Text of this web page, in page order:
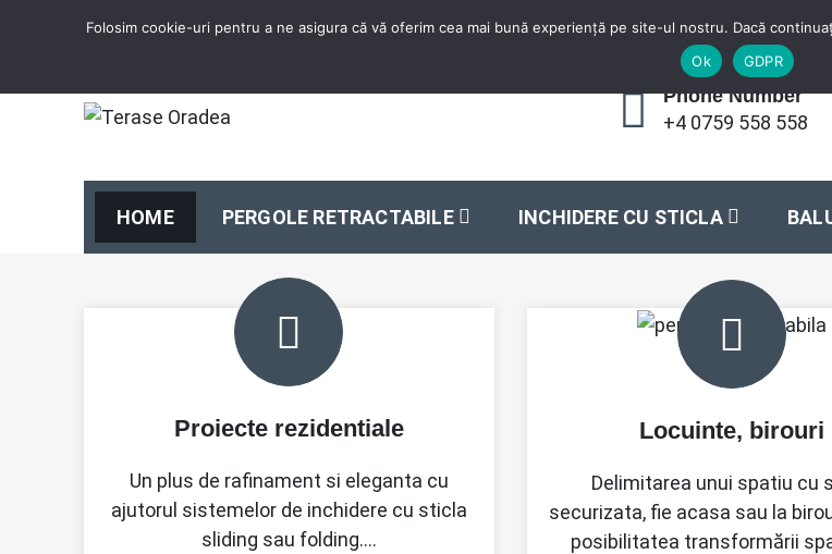
Phone Number
+4 0759 558 558
HOME PERGOLE RETRACTABILE INCHIDERE CU STICLA
Proiecte rezidentiale
Un plus de rafinament si eleganta cu
ajutorul sistemelor de inchidere cu sticla
sliding sau folding.…
Locuinte, birouri
Delimitarea unui spatiu cu
securizata, fie acasa sau la
posibilitatea transformării
Folosim cookie-uri pentru a ne asigura că vă oferim cea mai bună experiență pe site-ul nostru. Dacă
Ok
GDPR